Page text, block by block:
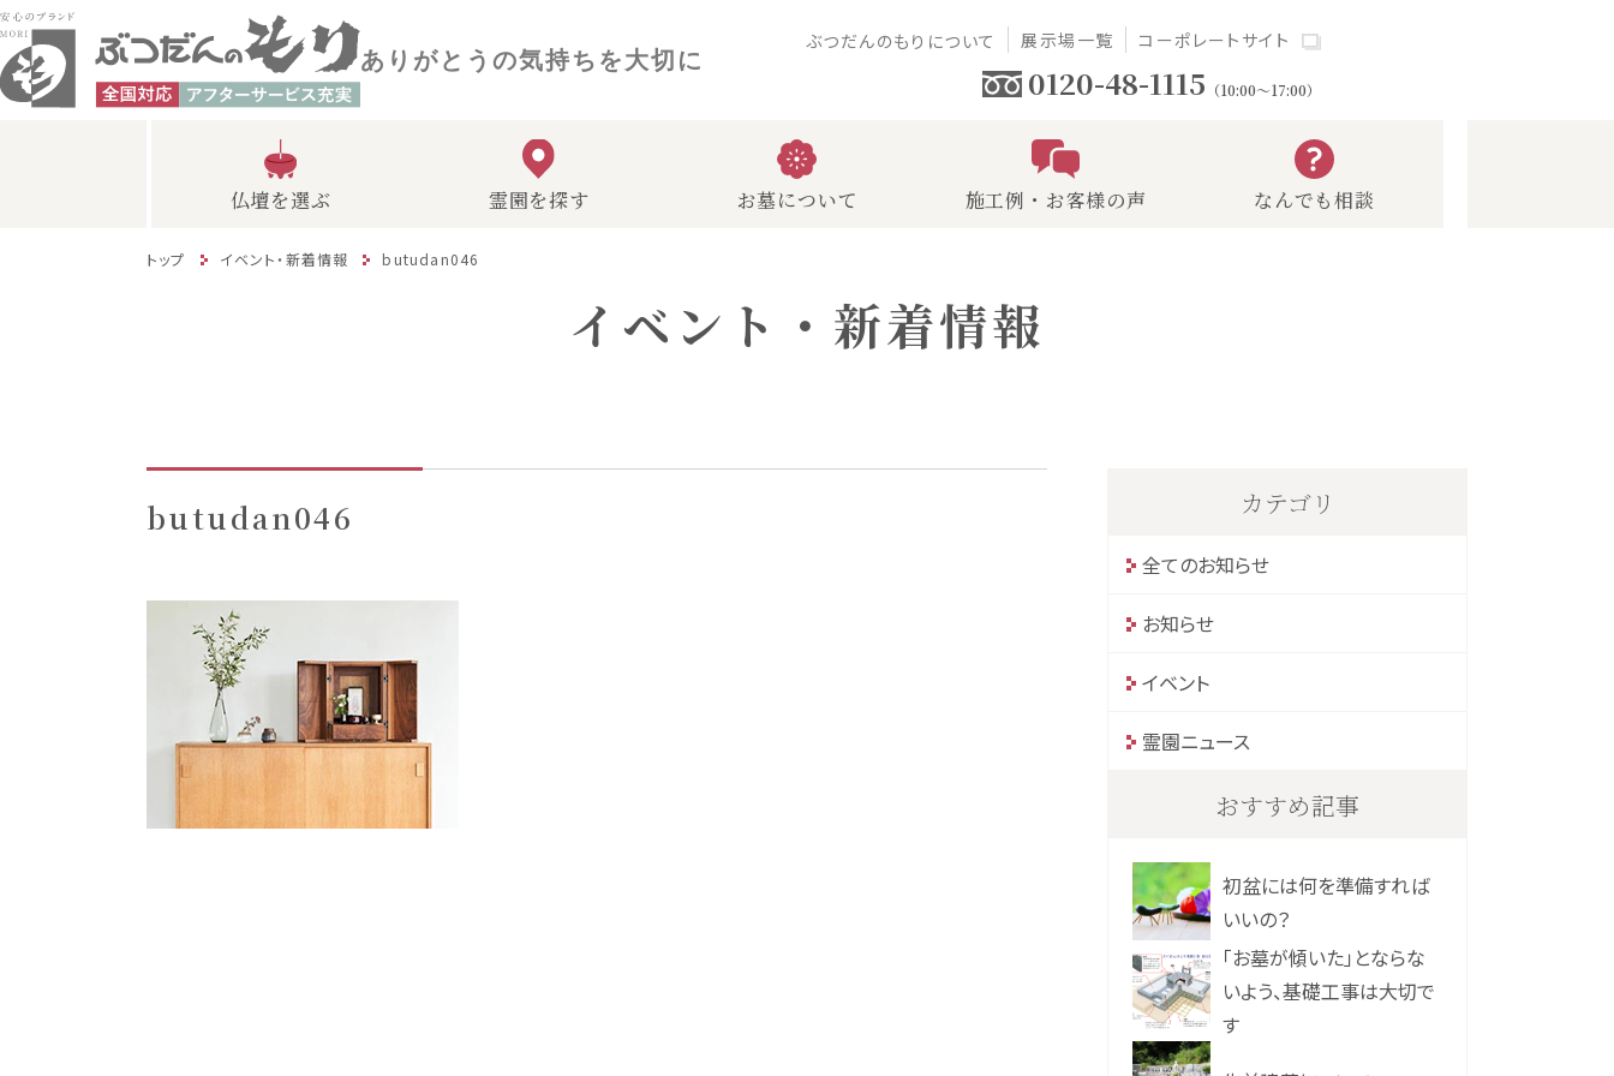
ありがとうの気持ちを大切に
ぶつだんのもりについて 展示場一覧 コーポレートサイト
0120-48-1115 （10:00～17:00）
仏壇を選ぶ 霊園を探す お墓について 施工例・お客様の声 なんでも相談
トップ イベント・新着情報 butudan046
イベント・新着情報
butudan046 カテゴリ
全てのお知らせ
お知らせ
イベント
霊園ニュース
おすすめ記事
初盆には何を準備すれば
いいの？
「お墓が傾いた」とならな
いよう、基礎工事は大切で
す